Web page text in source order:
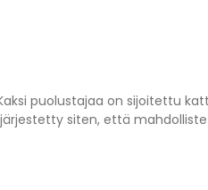
puolustajaa on sijoitettu
siten, että